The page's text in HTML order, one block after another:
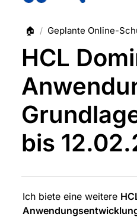
🏠 / Geplante Online-
HCL
bis
Ich biete eine weitere